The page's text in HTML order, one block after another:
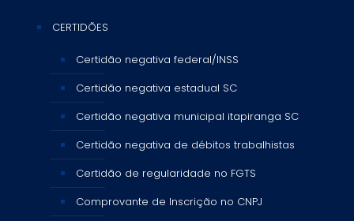
CERTIDÕES
Certidão negativa federal/INSS
Certidão negativa estadual SC
Certidão negativa municipal itapiranga SC
Certidão negativa de débitos trabalhistas
Certidão de regularidade no FGTS
Comprovante de Inscrição no CNPJ